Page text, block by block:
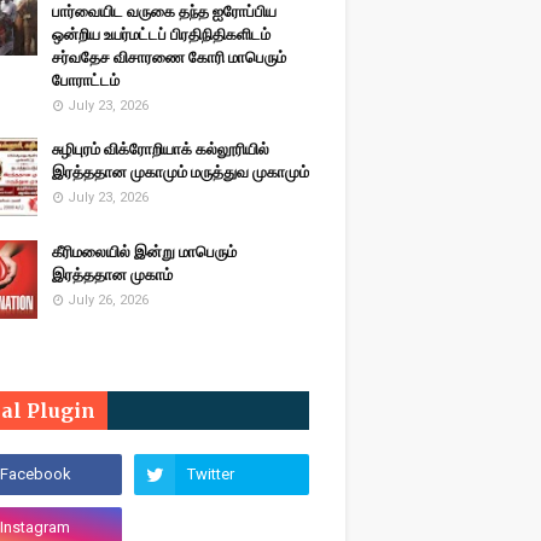
பார்வையிட வருகை தந்த ஐரோப்பிய
ஒன்றிய உயர்மட்டப் பிரதிநிதிகளிடம்
சர்வதேச விசாரணை கோரி மாபெரும்
போராட்டம்
July 23, 2026
சுழிபுரம் விக்ரோறியாக் கல்லூரியில்
இரத்ததான முகாமும் மருத்துவ முகாமும்
July 23, 2026
கீரிமலையில் இன்று மாபெரும்
இரத்ததான முகாம்
July 26, 2026
Plugin